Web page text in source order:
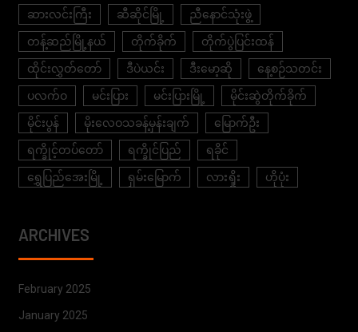
ဆားလင်းကြီး ဆီဆိုင်မြို့ ညီနောင်သုံးဖွဲ့
တန့်ဆည်မြို့နယ် တိုက်ခိုက် တိုက်ပွဲပြင်းထန်
ထိုင်းလွှတ်တော် ဒီပဲယင်း ဒီးမော့ဆို နေ့စဉ်သတင်း
ပလက်ဝ မင်းပြား မင်းပြားမြို့ မိုင်းဆွဲတိုက်ခိုက်
မိုင်းပွန် မိုးလေဝသခန့်မှန်းချက် မြောက်ဦး
ရက္ခိုင့်တပ်တော် ရက္ခိုင်ပြည် ရခိုင်
ရွှေပြည်အေးမြို့ ရှမ်းမြောက် လားရှိုး ဟိုပုံး
ARCHIVES
February 2025
January 2025